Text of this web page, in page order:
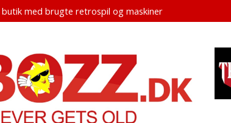
med brugte retrospil og maskiner